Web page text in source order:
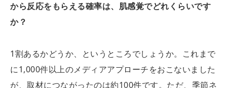
から反応をもらえる確率は、肌感覚でどれくらいです
か？
1割あるかどうか、というところでしょうか。これまで
に1,000件以上のメディアアプローチをおこないました
が、取材につながったのは約100件です。ただ、季節ネ